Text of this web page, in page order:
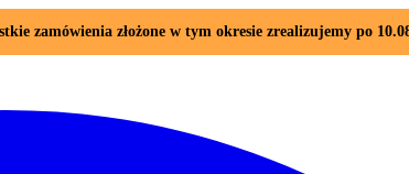
zamówienia złożone w tym okresie zrealizujemy po